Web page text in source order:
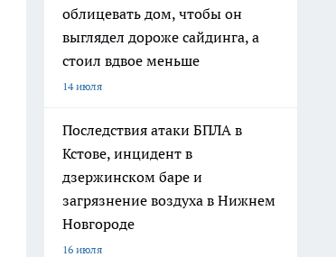
облицевать дом, чтобы он
выглядел дороже сайдинга, а
стоил вдвое меньше
14 июля
Последствия атаки БПЛА в
Кстове, инцидент в
дзержинском баре и
загрязнение воздуха в Нижнем
Новгороде
16 июля